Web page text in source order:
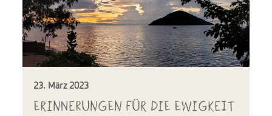
23. März 2023
Erinnerungen für die Ewigkeit